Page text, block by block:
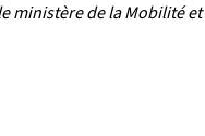
ministère de la Mobilité